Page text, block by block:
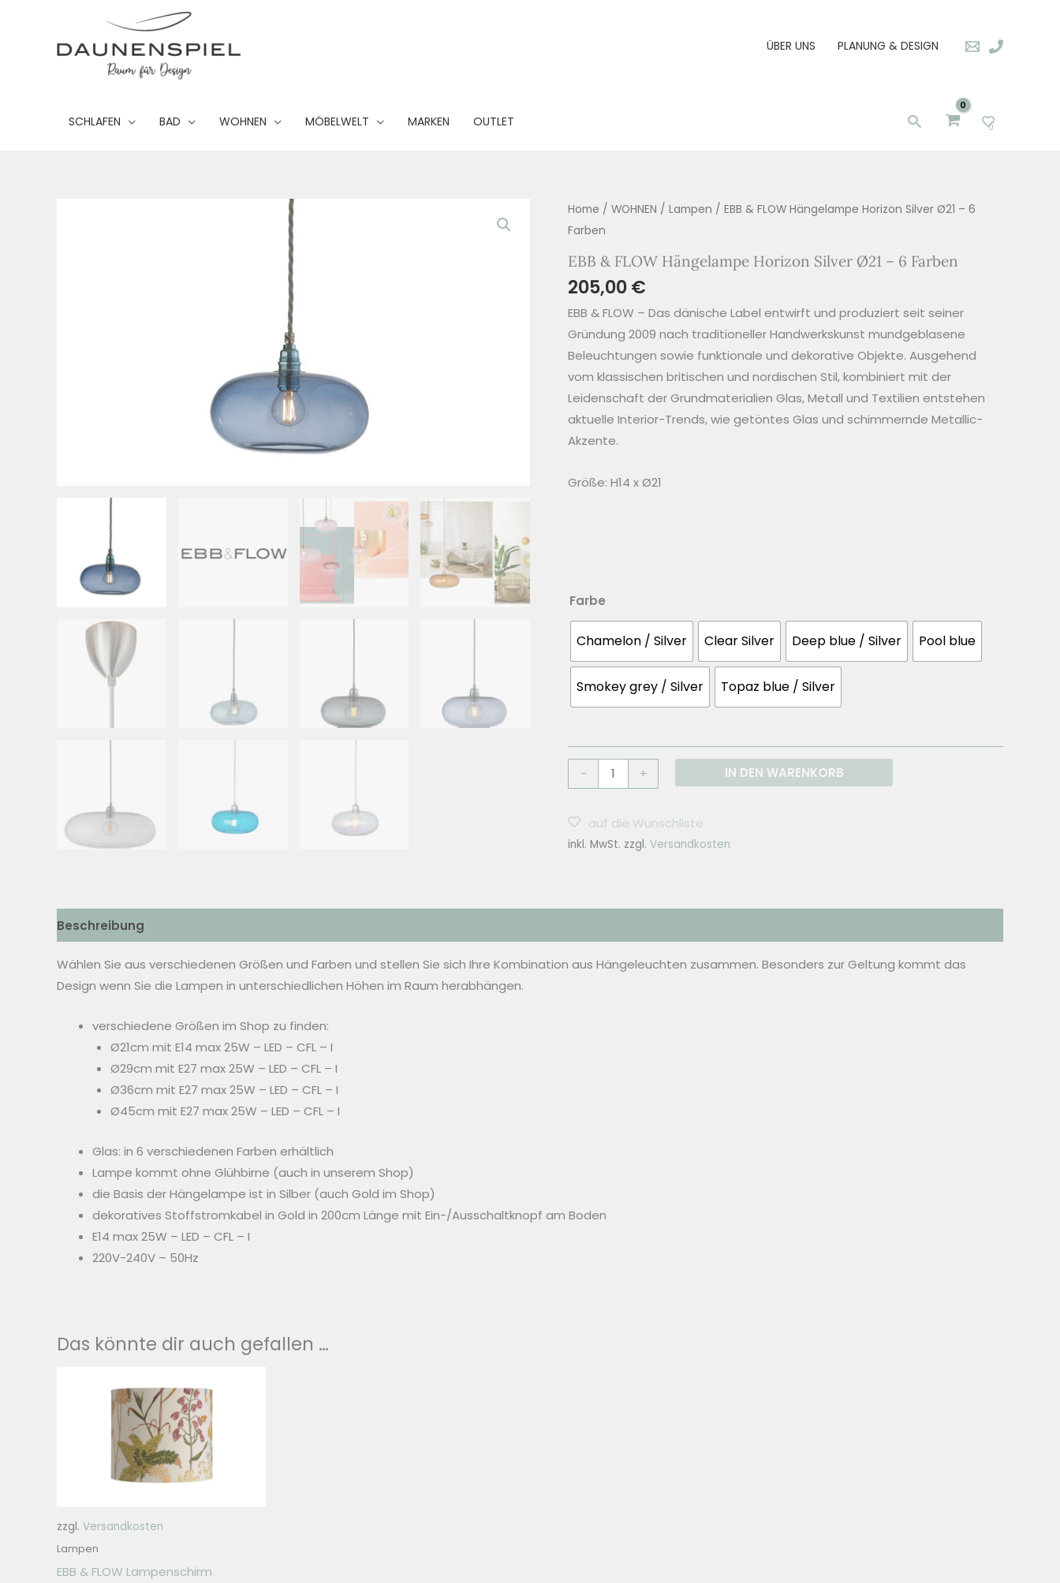
ÜBER UNS PLANUNG & DESIGN
SCHLAFEN BAD WOHNEN MÖBELWELT MARKEN OUTLET Suchen 0
Home / WOHNEN / Lampen / EBB & FLOW Hängelampe Horizon Silver Ø21 – 6
Farben
EBB & FLOW Hängelampe Horizon Silver Ø21 – 6 Farben
205,00€
EBB & FLOW – Das dänische Label entwirft und produziert seit seiner
Gründung 2009 nach traditioneller Handwerkskunst mundgeblasene
Beleuchtungen sowie funktionale und dekorative Objekte. Ausgehend
vom klassischen britischen und nordischen Stil, kombiniert mit der
Leidenschaft der Grundmaterialien Glas, Metall und Textilien entstehen
aktuelle Interior-Trends, wie getöntes Glas und schimmernde Metallic-
Akzente.
Größe: H14 x Ø21
Farbe
Chamelon / Silver Clear Silver Deep blue / Silver Pool blue
Smokey grey / Silver Topaz blue / Silver
-
&
Hängelampe
Horizon
6
Farben
+ IN DEN WARENKORB
auf die Wunschliste
inkl. MwSt. zzgl. Versandkosten
Beschreibung
Wählen Sie aus verschiedenen Größen und Farben und stellen Sie sich Ihre Kombination aus Hängeleuchten zusammen. Besonders zur Geltung kommt das
Design wenn Sie die Lampen in unterschiedlichen Höhen im Raum herabhängen.
verschiedene Größen im Shop zu finden:
Ø21cm mit E14 max 25W – LED – CFL – I
Ø29cm mit E27 max 25W – LED – CFL – I
Ø36cm mit E27 max 25W – LED – CFL – I
Ø45cm mit E27 max 25W – LED – CFL – I
Glas: in 6 verschiedenen Farben erhältlich
Lampe kommt ohne Glühbirne (auch in unserem Shop)
die Basis der Hängelampe ist in Silber (auch Gold im Shop)
dekoratives Stoffstromkabel in Gold in 200cm Länge mit Ein-/Ausschaltknopf am Boden
E14 max 25W – LED – CFL – I
220V-240V – 50Hz
Das könnte dir auch gefallen …
zzgl. Versandkosten
Lampen
EBB & FLOW Lampenschirm